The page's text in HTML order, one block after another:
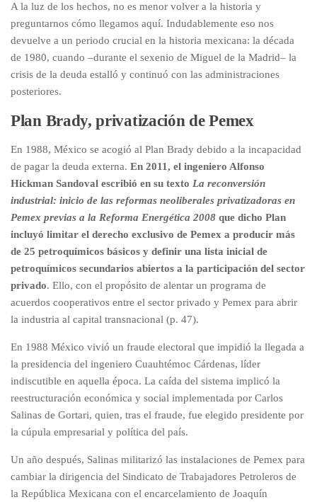
A la luz de los hechos, no es menor volver a la historia y
preguntarnos cómo llegamos aquí. Indudablemente eso nos
devuelve a un periodo crucial en la historia mexicana: la década
de 1980, cuando –durante el sexenio de Miguel de la Madrid– la
crisis de la deuda estalló y continuó con las administraciones
posteriores.
Plan Brady, privatización de Pemex
En 1988, México se acogió al Plan Brady debido a la incapacidad
de pagar la deuda externa. En 2011, el ingeniero Alfonso
Hickman Sandoval escribió en su texto La reconversión
industrial: inicio de las reformas neoliberales privatizadoras en
Pemex previas a la Reforma Energética 2008 que dicho Plan
incluyó limitar el derecho exclusivo de Pemex a producir más
de 25 petroquímicos básicos y definir una lista inicial de
petroquímicos secundarios abiertos a la participación del sector
privado. Ello, con el propósito de alentar un programa de
acuerdos cooperativos entre el sector privado y Pemex para abrir
la industria al capital transnacional (p. 47).
En 1988 México vivió un fraude electoral que impidió la llegada a
la presidencia del ingeniero Cuauhtémoc Cárdenas, líder
indiscutible en aquella época. La caída del sistema implicó la
reestructuración económica y social implementada por Carlos
Salinas de Gortari, quien, tras el fraude, fue elegido presidente por
la cúpula empresarial y política del país.
Un año después, Salinas militarizó las instalaciones de Pemex para
cambiar la dirigencia del Sindicato de Trabajadores Petroleros de
la República Mexicana con el encarcelamiento de Joaquín